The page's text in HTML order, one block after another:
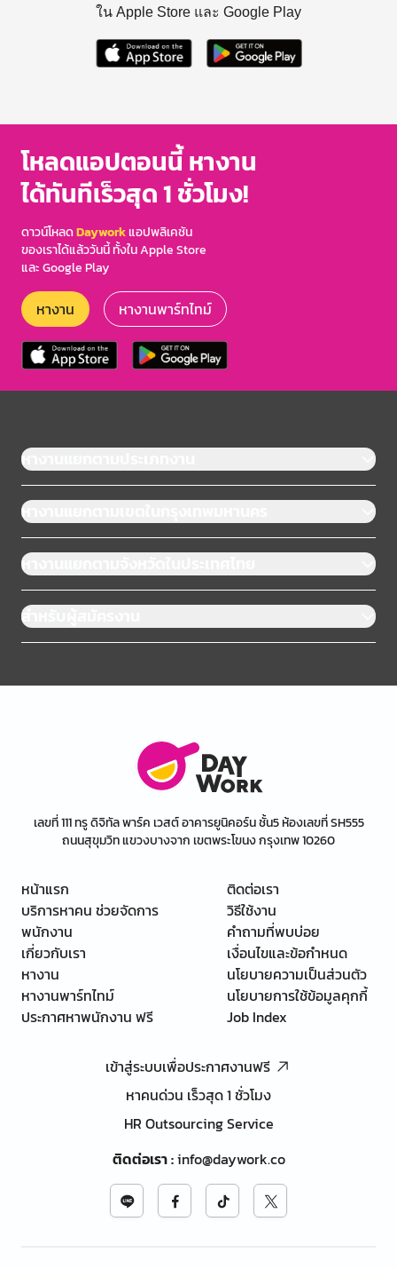
ใน Apple Store และ Google Play
โหลดแอปตอนนี้ หางาน
ได้ทันทีเร็วสุด 1 ชั่วโมง!
ดาวน์โหลดDayworkแอปพลิเคชัน
ของเราได้แล้ววันนี้ ทั้งใน Apple Store
และ Google Play
หางาน หางานพาร์ทไทม์
หางานแยกตามประเภทงาน
หางานแยกตามเขตในกรุงเทพมหานคร
หางานแยกตามจังหวัดในประเทศไทย
สำหรับผู้สมัครงาน
เลขที่ 111 ทรู ดิจิทัล พาร์ค เวสต์ อาคารยูนิคอร์น ชั้น5 ห้องเลขที่ SH555
ถนนสุขุมวิท แขวงบางจาก เขตพระโขนง กรุงเทพ 10260
หน้าแรก
บริการหาคน ช่วยจัดการ
พนักงาน
เกี่ยวกับเรา
หางาน
หางานพาร์ทไทม์
ประกาศหาพนักงาน ฟรี
ติดต่อเรา
วิธีใช้งาน
คำถามที่พบบ่อย
เงื่อนไขและข้อกำหนด
นโยบายความเป็นส่วนตัว
นโยบายการใช้ข้อมูลคุกกี้
Job Index
เข้าสู่ระบบเพื่อประกาศงานฟรี
หาคนด่วน เร็วสุด 1 ชั่วโมง
HR Outsourcing Service
ติดต่อเรา:info@daywork.co